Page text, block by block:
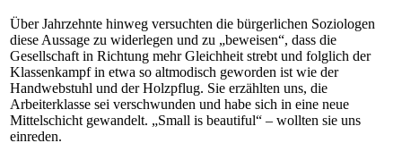
Über Jahrzehnte hinweg versuchten die bürgerlichen Soziologen
diese Aussage zu widerlegen und zu „beweisen“, dass die
Gesellschaft in Richtung mehr Gleichheit strebt und folglich der
Klassenkampf in etwa so altmodisch geworden ist wie der
Handwebstuhl und der Holzpflug. Sie erzählten uns, die
Arbeiterklasse sei verschwunden und habe sich in eine neue
Mittelschicht gewandelt. „Small is beautiful“ – wollten sie uns
einreden.